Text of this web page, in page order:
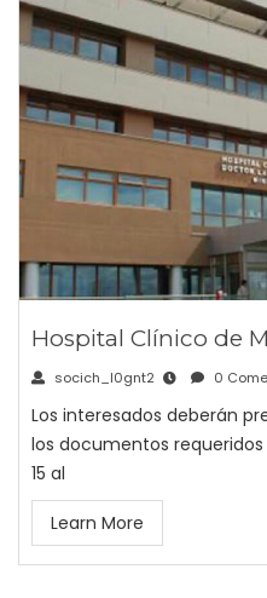
Hospital Clínico de
socich_l0gnt2 0
Los interesados deberán
los documentos
15 al
Learn More